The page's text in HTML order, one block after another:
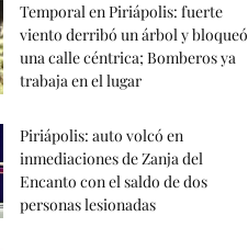
Temporal en Piriápolis: fuerte
viento derribó un árbol y bloqueó
una calle céntrica; Bomberos ya
trabaja en el lugar
Piriápolis: auto volcó en
inmediaciones de Zanja del
Encanto con el saldo de dos
personas lesionadas